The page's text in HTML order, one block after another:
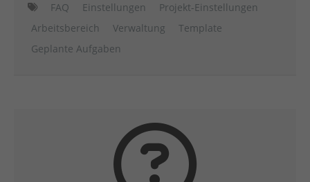
FAQ Einstellungen
Projekt-Einstellungen
Arbeitsbereich
Verwaltung
Template
Geplante Aufgaben